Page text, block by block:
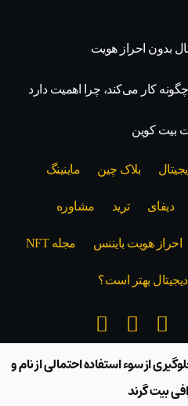
بدون احراز هویت
کار می‌کند، چرا اهمیت دارد
بیت کوین
بلاک‌ چین ماینینگ
دیفای ترید مشاوره
احراز هویت بایننس مجله NFT
دیجیتال بهتر است؟
از سوء استفاده احتمالی از نام و
بیت گرند